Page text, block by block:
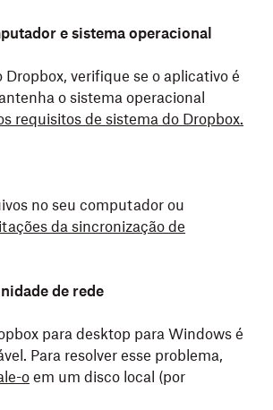
e sistema operacional
verifique se o aplicativo é
o sistema operacional
requisitos de sistema do Dropbox.
no seu computador ou
da sincronização de
de rede
para desktop para Windows é
Para resolver esse problema,
oem um disco local (por